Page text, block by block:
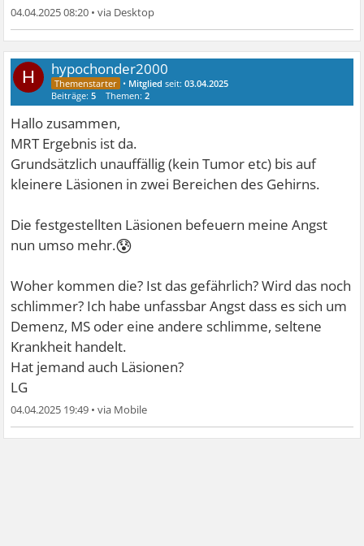
04.04.2025 08:20 •
H hypochonder2000
• Mitglied seit:03.04.2025
Beiträge:5 Themen:2
Hallo zusammen,
MRT Ergebnis ist da.
Grundsätzlich unauffällig (kein Tumor etc) bis auf
kleinere Läsionen in zwei Bereichen des Gehirns.
Die festgestellten Läsionen befeuern meine Angst
nun umso mehr.😰
Woher kommen die? Ist das gefährlich? Wird das noch
schlimmer? Ich habe unfassbar Angst dass es sich um
Demenz, MS oder eine andere schlimme, seltene
Krankheit handelt.
Hat jemand auch Läsionen?
LG
04.04.2025 19:49 •